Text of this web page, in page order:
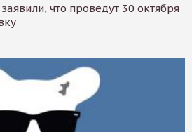
что проведут 30 октября